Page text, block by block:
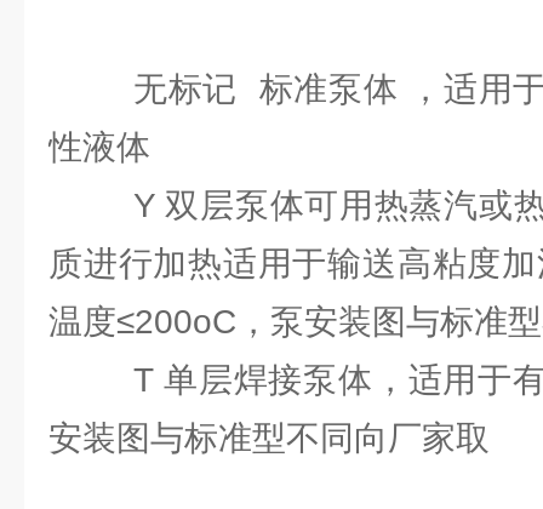
无标记 标准泵体 ，适用于
性液体
Y 双层泵体可用热蒸汽或热
质进行加热适用于输送高粘度
温度≤200oC，泵安装图与标准
T 单层焊接泵体，适用于有
安装图与标准型不同向厂家取